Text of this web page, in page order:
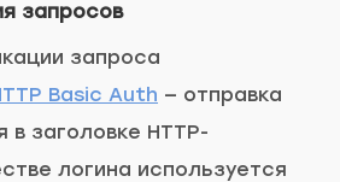
запросов
запроса
Basic Auth — отправка
в заголовке HTTP-
логина используется